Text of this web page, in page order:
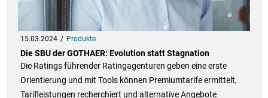
15.03.2024 Produkte
Die SBU der GOTHAER: Evolution statt Stagnation
Die Ratings führender Ratingagenturen geben eine erste
Orientierung und mit Tools können Premiumtarife ermittelt,
Tarifleistungen recherchiert und alternative Angebote